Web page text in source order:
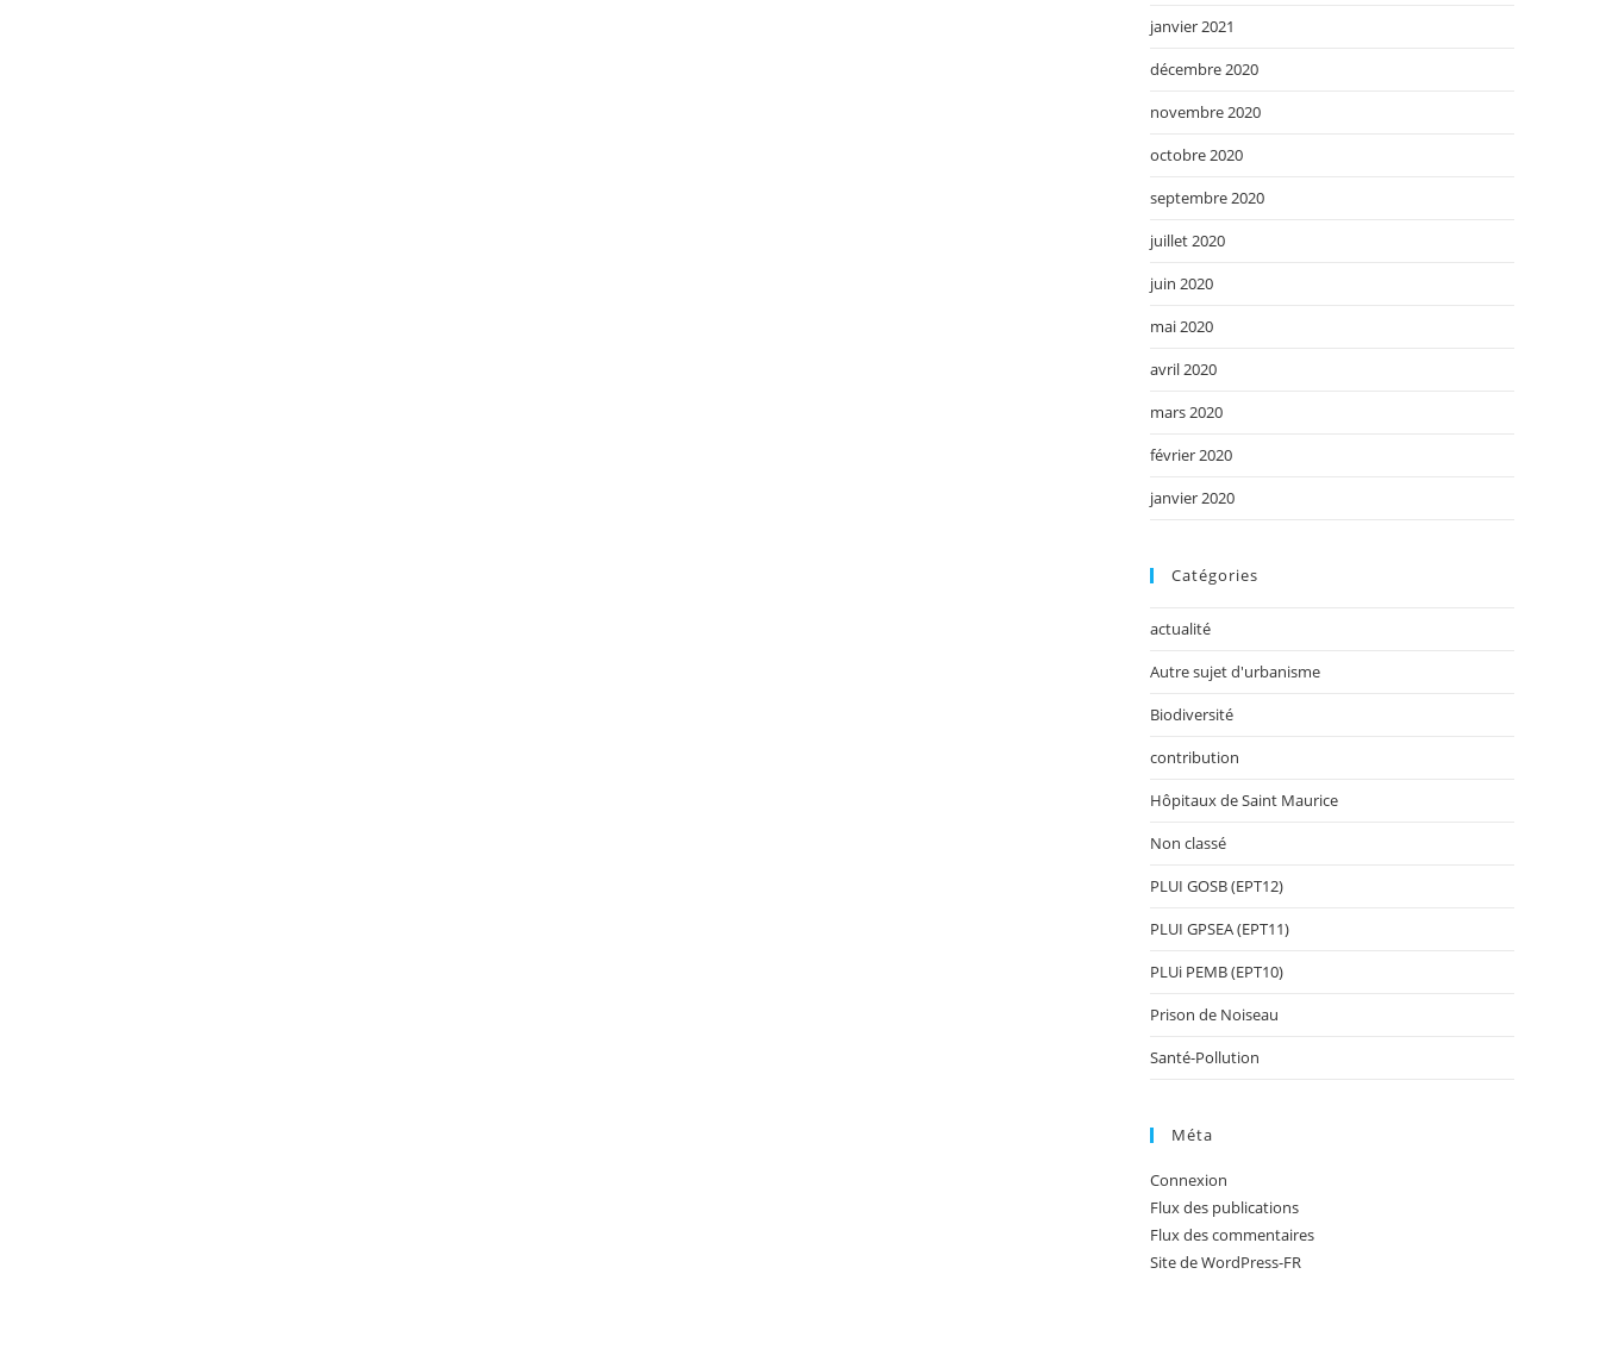
janvier 2021
décembre 2020
novembre 2020
octobre 2020
septembre 2020
juillet 2020
juin 2020
mai 2020
avril 2020
mars 2020
février 2020
janvier 2020
Catégories
actualité
Autre sujet d'urbanisme
Biodiversité
contribution
Hôpitaux de Saint Maurice
Non classé
PLUI GOSB (EPT12)
PLUI GPSEA (EPT11)
PLUi PEMB (EPT10)
Prison de Noiseau
Santé-Pollution
Méta
Connexion
Flux des publications
Flux des commentaires
Site de WordPress-FR